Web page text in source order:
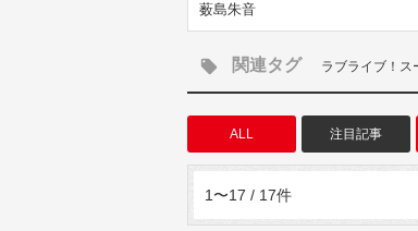
薮島朱音
関連タグ ラブライブ！ス
ALL 注目記事
1〜17 / 17件